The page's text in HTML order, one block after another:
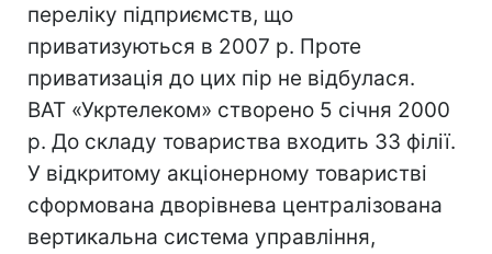
переліку підприємств, що
приватизуються в 2007 р. Проте
приватизація до цих пір не відбулася.
ВАТ «Укртелеком» створено 5 січня 2000
р. До складу товариства входить 33 філії.
У відкритому акціонерному товаристві
сформована дворівнева централізована
вертикальна система управління,